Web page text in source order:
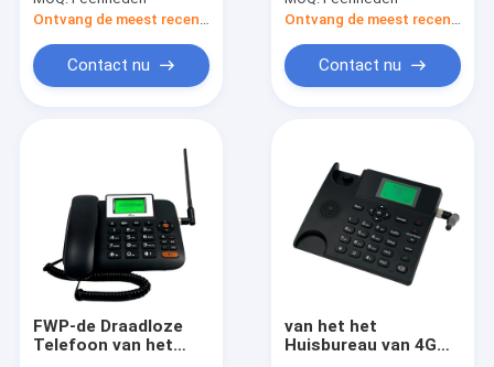
Contact nu Contact nu
FWP-de Draadloze
Telefoon van het
van het het
Huisbureau van 4G